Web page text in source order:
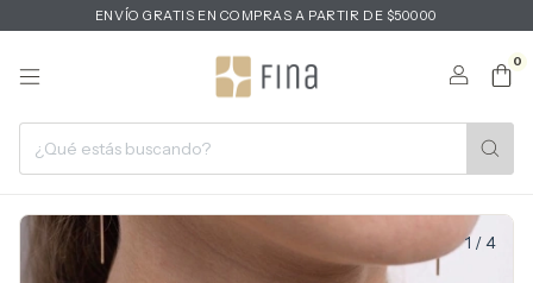
ENVÍO GRATIS EN COMPRAS A PARTIR DE $50000
0
1 /4